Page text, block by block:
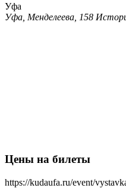
Уфа
Уфа, Менделеева, 158
Цены на билеты
https://kudaufa.ru/event/